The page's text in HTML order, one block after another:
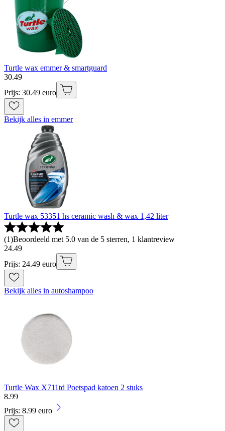
Turtle wax emmer & smartguard
30.49
Prijs: 30.49 euro
Bekijk alles in emmer
Turtle wax 53351 hs ceramic wash & wax 1,42 liter
(1)Beoordeeld met 5.0 van de 5 sterren, 1 klantreview
24.49
Prijs: 24.49 euro
Bekijk alles in autoshampoo
Turtle Wax X711td Poetspad katoen 2 stuks
8.99
Prijs: 8.99 euro